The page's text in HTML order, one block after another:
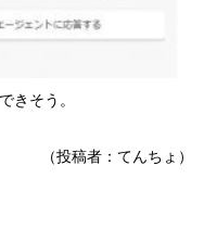
きそう。
（投稿者：てんちょ）